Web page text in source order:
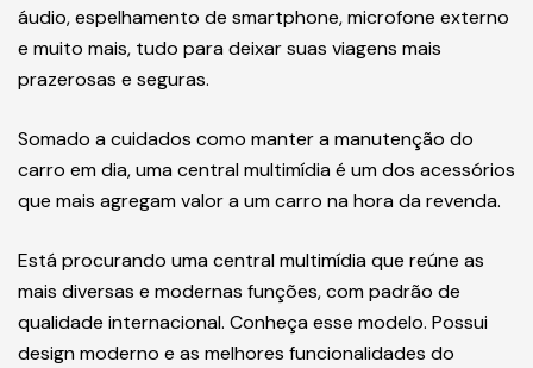
áudio, espelhamento de smartphone, microfone externo
e muito mais, tudo para deixar suas viagens mais
prazerosas e seguras.
Somado a cuidados como manter a manutenção do
carro em dia, uma central multimídia é um dos acessórios
que mais agregam valor a um carro na hora da revenda.
Está procurando uma central multimídia que reúne as
mais diversas e modernas funções, com padrão de
qualidade internacional. Conheça esse modelo. Possui
design moderno e as melhores funcionalidades do